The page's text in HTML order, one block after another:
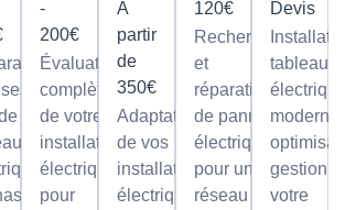
à
ou
-
200€
Évaluation
complète
de votre
installation
électrique
pour
À
partir
de
350€
Adaptation
de vos
installations
électriques
120€
Recherche
et
réparation
de pannes
électriques
pour un
réseau
Devis
tableaux
gestion
votre